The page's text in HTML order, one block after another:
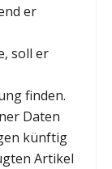
er
soll er
finden.
Daten
künftig
Artikel